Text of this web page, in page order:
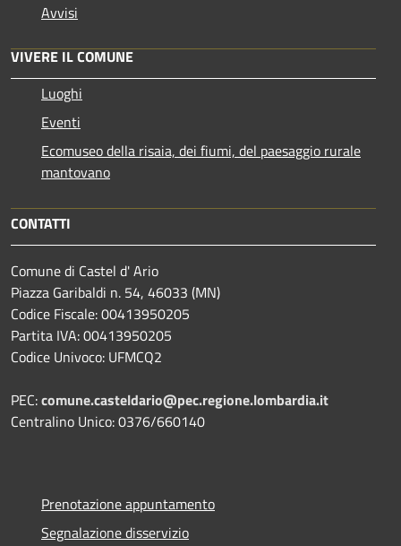
Avvisi
VIVERE IL COMUNE
Luoghi
Eventi
Ecomuseo della risaia, dei fiumi, del paesaggio rurale
mantovano
CONTATTI
Comune di Castel d' Ario
Piazza Garibaldi n. 54, 46033 (MN)
Codice Fiscale: 00413950205
Partita IVA: 00413950205
Codice Univoco: UFMCQ2
PEC:comune.casteldario@pec.regione.lombardia.it
Centralino Unico: 0376/660140
Prenotazione appuntamento
Segnalazione disservizio